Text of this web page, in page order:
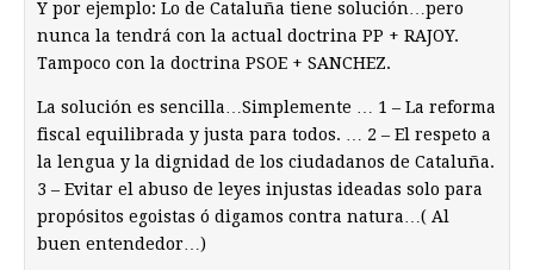
Y por ejemplo: Lo de Cataluña tiene solución…pero
nunca la tendrá con la actual doctrina PP + RAJOY.
Tampoco con la doctrina PSOE + SANCHEZ.
La solución es sencilla…Simplemente … 1 – La reforma
fiscal equilibrada y justa para todos. … 2 – El respeto a
la lengua y la dignidad de los ciudadanos de Cataluña.
3 – Evitar el abuso de leyes injustas ideadas solo para
propósitos egoistas ó digamos contra natura…( Al
buen entendedor…)